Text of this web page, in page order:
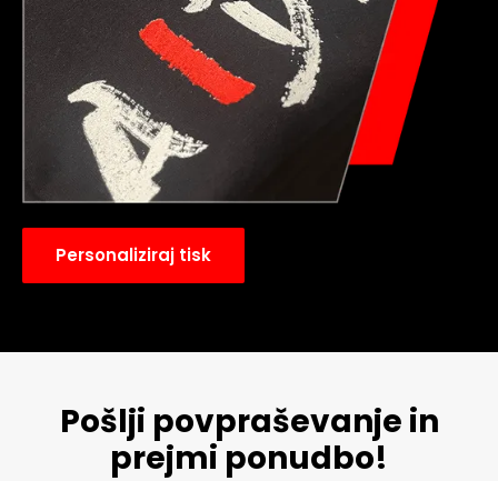
Personaliziraj tisk
Pošlji povpraševanje in
prejmi ponudbo!